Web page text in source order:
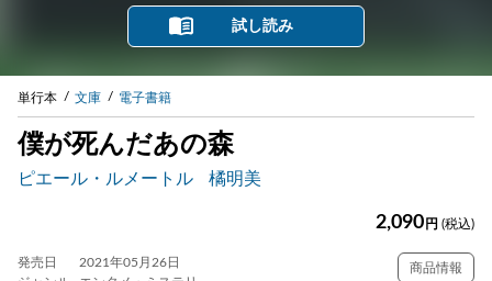
試し読み
単行本 文庫 電子書籍
僕が死んだあの森
ピエール・ルメートル 橘明美
2,090 円 (税込)
発売日
2021年05月26日
商品情報